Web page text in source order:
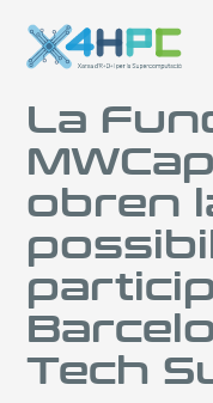
La
obren
Tech